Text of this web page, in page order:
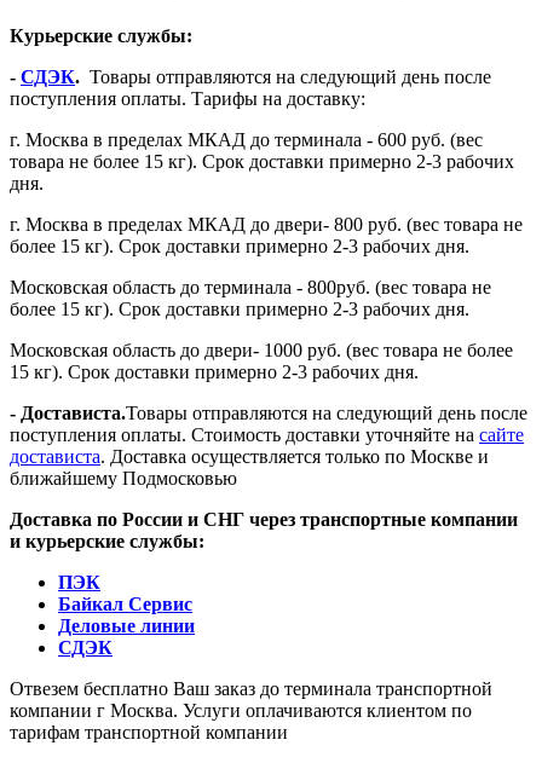
Курьерские службы:
- СДЭК. Товары отправляются на следующий день после
поступления оплаты. Тарифы на доставку:
г. Москва в пределах МКАД до терминала - 600 руб. (вес
товара не более 15 кг). Срок доставки примерно 2-3 рабочих
дня.
г. Москва в пределах МКАД до двери- 800 руб. (вес товара не
более 15 кг). Срок доставки примерно 2-3 рабочих дня.
Московская область до терминала - 800руб. (вес товара не
более 15 кг). Срок доставки примерно 2-3 рабочих дня.
Московская область до двери- 1000 руб. (вес товара не более
15 кг). Срок доставки примерно 2-3 рабочих дня.
- Достависта.Товары отправляются на следующий день после
поступления оплаты. Стоимость доставки уточняйте на сайте
достависта. Доставка осуществляется только по Москве и
ближайшему Подмосковью
Доставка по России и СНГ через транспортные компании
и курьерские службы:
ПЭК
Байкал Сервис
Деловые линии
СДЭК
Отвезем бесплатно Ваш заказ до терминала транспортной
компании г Москва. Услуги оплачиваются клиентом по
тарифам транспортной компании